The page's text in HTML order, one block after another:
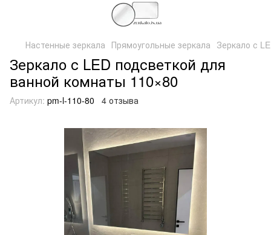
Настенные зеркала Прямоугольные зеркала Зеркало с
Зеркало с LED подсветкой для
ванной комнаты 110×80
Артикул: pm-l-110-80 4 отзыва